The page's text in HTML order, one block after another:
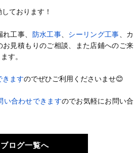
ております！
れ工事、 防水工事、 シーリング工事 、カ
見積もりのご相談、また店鋪へのご来
す。
きますのでぜひご利用くださいませ😊
い合わせできますのでお気軽にお問い合
ブログ一覧へ